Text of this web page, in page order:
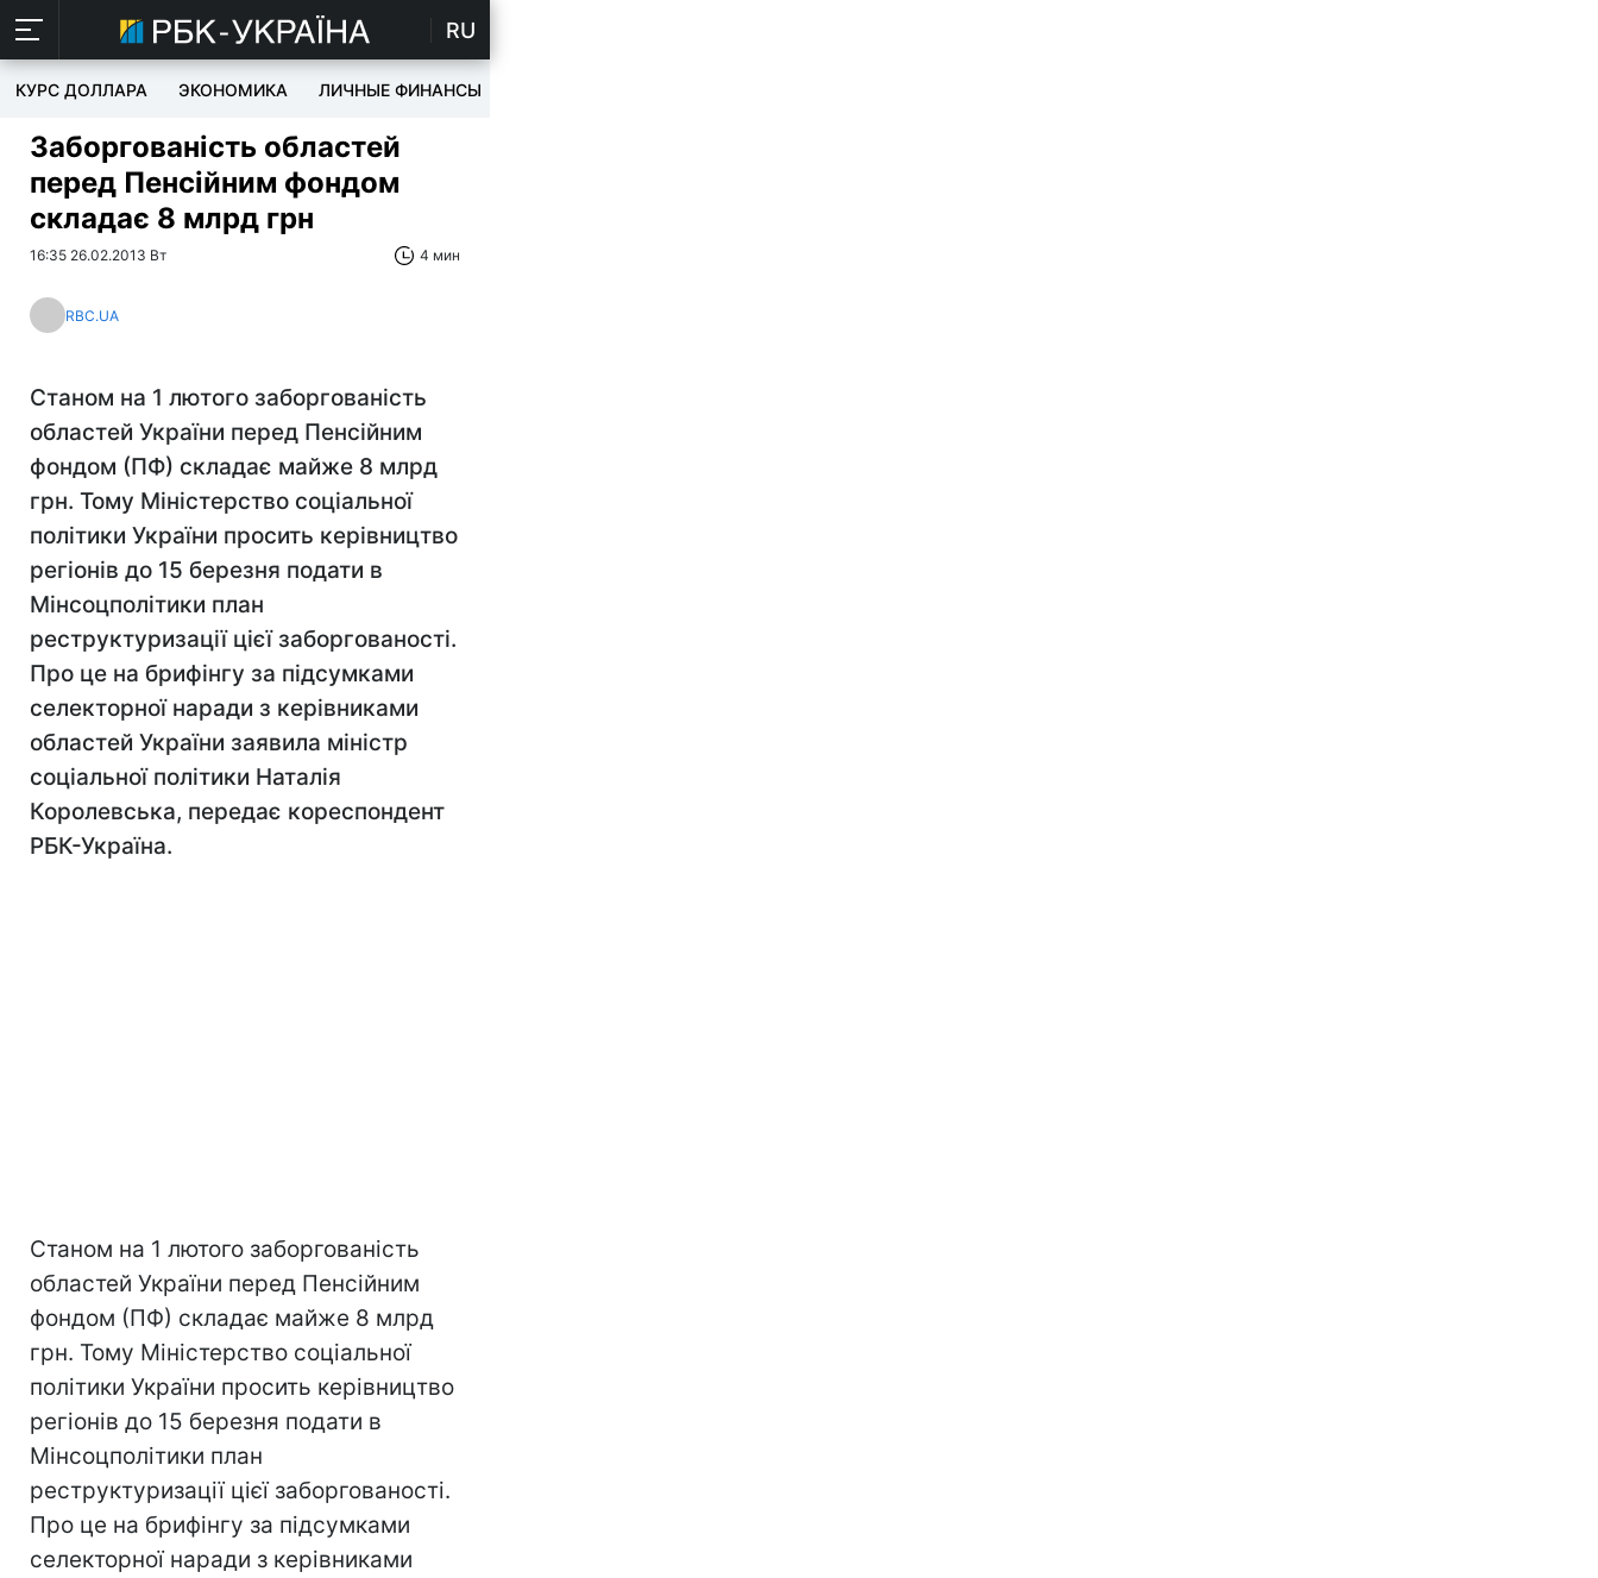
RU
КУРС ДОЛЛАРА ЭКОНОМИКА ЛИЧНЫЕ ФИНАНСЫ
Заборгованість областей
перед Пенсійним фондом
складає 8 млрд грн
16:35 26.02.2013 Вт 4 мин
RBC.UA
Станом на 1 лютого заборгованість
областей України перед Пенсійним
фондом (ПФ) складає майже 8 млрд
грн. Тому Міністерство соціальної
політики України просить керівництво
регіонів до 15 березня подати в
Мінсоцполітики план
реструктуризації цієї заборгованості.
Про це на брифінгу за підсумками
селекторної наради з керівниками
областей України заявила міністр
соціальної політики Наталія
Королевська, передає кореспондент
РБК-Україна.
Станом на 1 лютого заборгованість
областей України перед Пенсійним
фондом (ПФ) складає майже 8 млрд
грн. Тому Міністерство соціальної
політики України просить керівництво
регіонів до 15 березня подати в
Мінсоцполітики план
реструктуризації цієї заборгованості.
Про це на брифінгу за підсумками
селекторної наради з керівниками